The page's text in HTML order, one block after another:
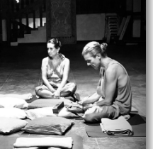
diverse tecniche di
gli spazi della mente
le capacità
in noi.